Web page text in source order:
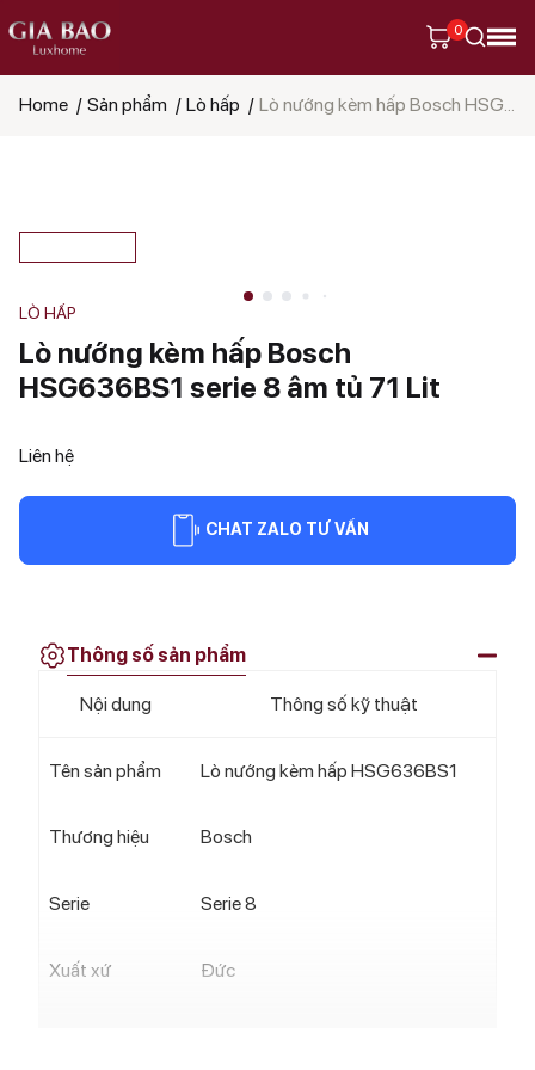
0
Home Sản phẩm Lò hấp Lò nướng kèm hấp Bosch HSG636BS1 serie 8 âm tủ 71 Lit
LÒ HẤP
Lò nướng kèm hấp Bosch
HSG636BS1 serie 8 âm tủ 71 Lit
Liên hệ
CHAT ZALO TƯ VẤN
Thông số sản phẩm
Nội dung Thông số kỹ thuật
Tên sản phẩm Lò nướng kèm hấp HSG636BS1
Thương hiệu Bosch
Serie Serie 8
Xuất xứ Đức